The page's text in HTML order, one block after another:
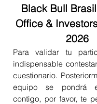
Black Bull
Office &
2026
Para validar tu
indispensable
cuestionario.
equipo se pondrá
contigo, por favor, te